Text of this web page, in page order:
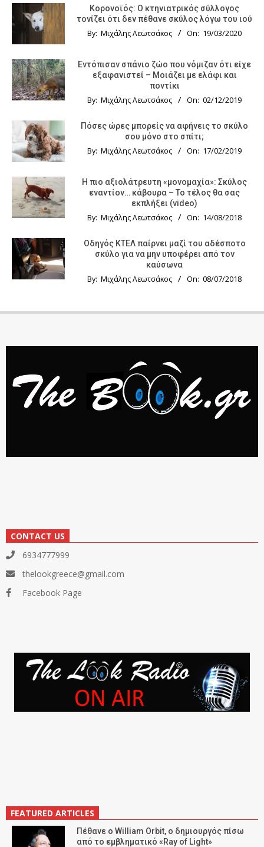
Κορονοϊός: Ο κτηνιατρικός σύλλογος
τονίζει ότι δεν πέθανε σκύλος λόγω του ιού
By: Μιχάλης Λεωτσάκος On: 19/03/2020
Εντόπισαν σπάνιο ζώο που νόμιζαν ότι είχε
εξαφανιστεί – Μοιάζει με ελάφι και
ποντίκι
By: Μιχάλης Λεωτσάκος On: 02/12/2019
Πόσες ώρες μπορείς να αφήνεις το σκύλο
σου μόνο στο σπίτι;
By: Μιχάλης Λεωτσάκος On: 17/02/2019
Η πιο αξιολάτρευτη «μονομαχία»: Σκύλος
εναντίον… κάβουρα – Το τέλος θα σας
εκπλήξει (video)
By: Μιχάλης Λεωτσάκος On: 14/08/2018
Οδηγός KTΕΛ παίρνει μαζί του αδέσποτο
σκύλο για να μην υποφέρει από τον
καύσωνα
By: Μιχάλης Λεωτσάκος On: 08/07/2018
CONTACT US
6934777999
thelookgreece@gmail.com
Facebook Page
FEATURED ARTICLES
Πέθανε ο William Orbit, ο δημιουργός πίσω
από το εμβληματικό «Ray of Light»